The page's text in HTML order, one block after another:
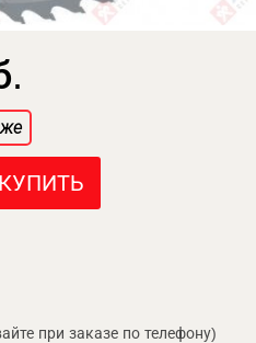
КУПИТЬ
при заказе по телефону)